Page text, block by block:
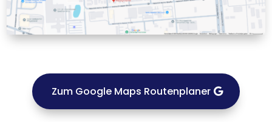
Zum Google Maps Routenplaner